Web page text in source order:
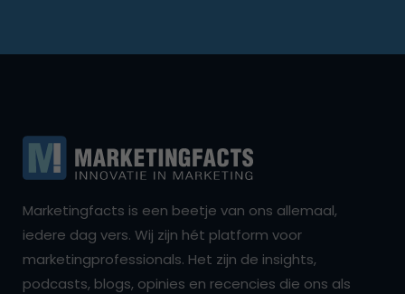
Marketingfacts is een beetje van ons allemaal,
iedere dag vers. Wij zijn hét platform voor
marketingprofessionals. Het zijn de insights,
podcasts, blogs, opinies en recencies die ons als